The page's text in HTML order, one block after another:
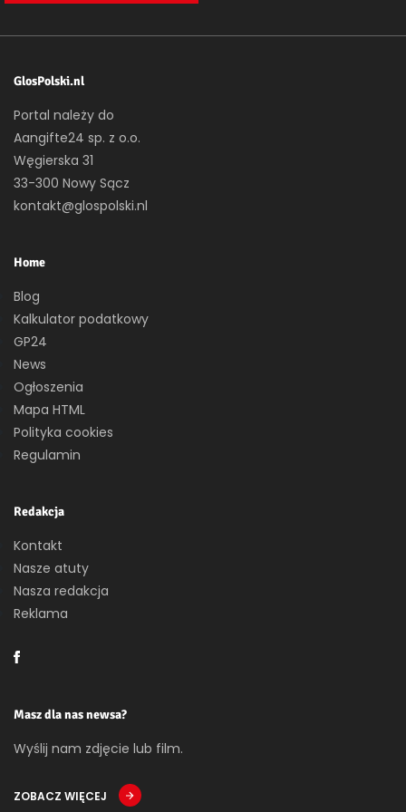
GlosPolski.nl
Portal należy do
Aangifte24 sp. z o.o.
Węgierska 31
33-300 Nowy Sącz
kontakt@glospolski.nl
Home
Blog
Kalkulator podatkowy
GP24
News
Ogłoszenia
Mapa HTML
Polityka cookies
Regulamin
Redakcja
Kontakt
Nasze atuty
Nasza redakcja
Reklama
Masz dla nas newsa?
Wyślij nam zdjęcie lub film.
ZOBACZ WIĘCEJ